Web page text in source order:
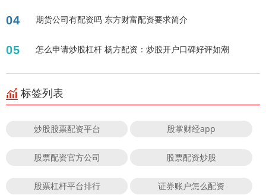
04 期货公司有配资吗 东方财富配资要求简介
05 怎么申请炒股杠杆 杨方配资：炒股开户口碑好评如潮
标签列表
炒股股票配资平台 股掌财经app
股票配资官方公司 股票配资炒股
股票杠杆平台排行 证券账户怎么配资